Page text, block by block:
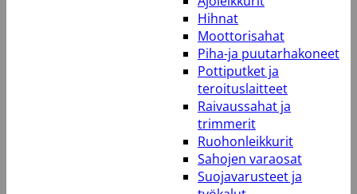
Hihnat
Moottorisahat
Piha-ja puutarhakoneet
Pottiputket ja
teroituslaitteet
Raivaussahat ja
trimmerit
Ruohonleikkurit
Sahojen varaosat
Suojavarusteet ja